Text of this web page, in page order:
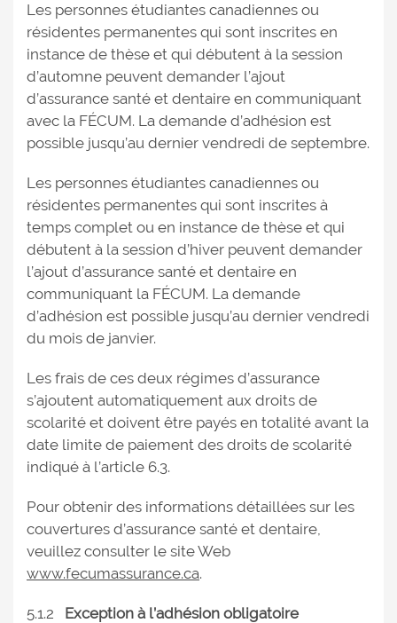
Les personnes étudiantes canadiennes ou
résidentes permanentes qui sont inscrites en
instance de thèse et qui débutent à la session
d’automne peuvent demander l’ajout
d’assurance santé et dentaire en communiquant
avec la FÉCUM. La demande d’adhésion est
possible jusqu’au dernier vendredi de septembre.
Les personnes étudiantes canadiennes ou
résidentes permanentes qui sont inscrites à
temps complet ou en instance de thèse et qui
débutent à la session d’hiver peuvent demander
l’ajout d’assurance santé et dentaire en
communiquant la FÉCUM. La demande
d’adhésion est possible jusqu’au dernier vendredi
du mois de janvier.
Les frais de ces deux régimes d’assurance
s’ajoutent automatiquement aux droits de
scolarité et doivent être payés en totalité avant la
date limite de paiement des droits de scolarité
indiqué à l’article 6.3.
Pour obtenir des informations détaillées sur les
couvertures d’assurance santé et dentaire,
veuillez consulter le site Web
www.fecumassurance.ca.
5.1.2 Exception à l’adhésion obligatoire